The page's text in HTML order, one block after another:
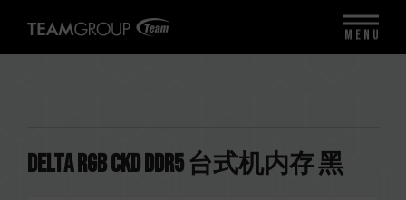
DELTA RGB CKD DDR5 台式机内存 黑
MENU